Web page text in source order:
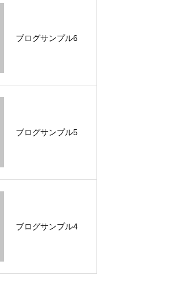
ブログサンプル6
ブログサンプル5
ブログサンプル4